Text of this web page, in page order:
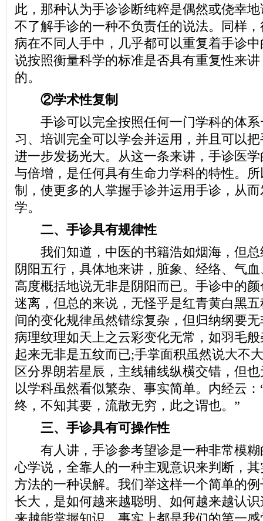
此，那种认为手诊诊断纯粹是偶然或侥幸
不了解手诊的一种不负责任的说法。同样
病在不同人手中，几乎都可以重复着手诊
说按照衡量科学的标准是否具有重复性来
的。
②学术性复制
手诊可以完全按照任何一门学科的体系
习、培训完全可以学会并运用，并且可以
进一步发扬光大。从这一条来讲，手诊医
与倍增，是任何具有生命力学科的特性。
制，使更多的人掌握手诊并运用手诊，从
学。
二、手诊具有规律性
我们知道，中医的书籍浩如烟海，但总
阴阳五行，具体地来讲，脏象、经络、气
高度概括地说无非是阴阳而已。手诊中的
迷离，但总的来说，无怪乎是红青黄白黑
间的变化规律虽然错综复杂，但归纳纲要
病理纹理如天上之云彩变化无常，如羽毛
起来无非是五纹而已;手掌面积虽然说大不
区分界朗若星辰，主线辅线纵横交错，但
以学科虽然看似繁杂、事实简单。内经云
终，不知其要，流散无穷，此之谓也。”
三、手诊具有可操作性
有人讲，手诊参考望诊是一种非常模糊
心学说，全靠人的一种主观意识来判断，
方法的一种误解。我们举这样一个简单的
长大，是如何越来越聪明、如何越来越认